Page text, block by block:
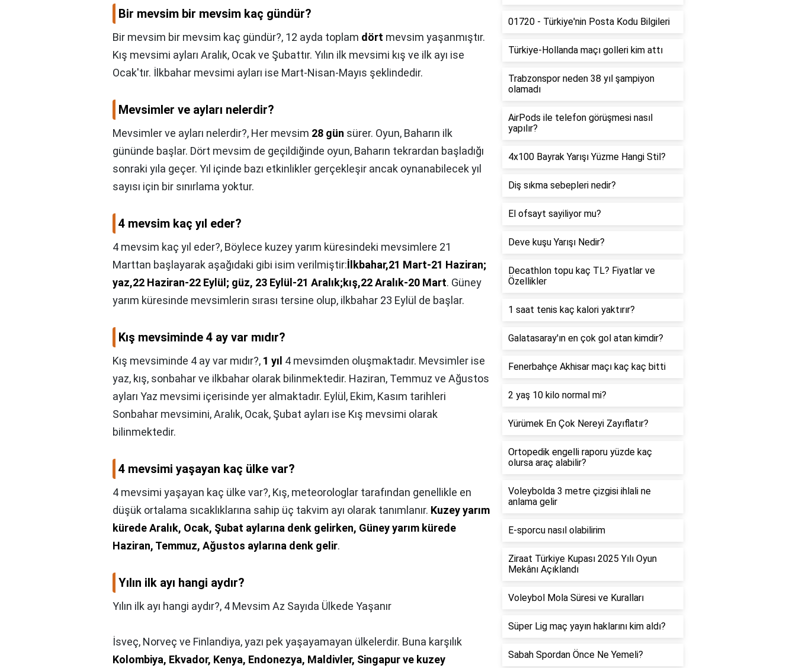
Bir mevsim bir mevsim kaç gündür?
Bir mevsim bir mevsim kaç gündür?, 12 ayda toplam dört mevsim yaşanmıştır.
Kış mevsimi ayları Aralık, Ocak ve Şubattır. Yılın ilk mevsimi kış ve ilk ayı ise
Ocak'tır. İlkbahar mevsimi ayları ise Mart-Nisan-Mayıs şeklindedir.
Mevsimler ve ayları nelerdir?
Mevsimler ve ayları nelerdir?, Her mevsim 28 gün sürer. Oyun, Baharın ilk
gününde başlar. Dört mevsim de geçildiğinde oyun, Baharın tekrardan başladığı
sonraki yıla geçer. Yıl içinde bazı etkinlikler gerçekleşir ancak oynanabilecek yıl
sayısı için bir sınırlama yoktur.
4 mevsim kaç yıl eder?
4 mevsim kaç yıl eder?, Böylece kuzey yarım küresindeki mevsimlere 21
Marttan başlayarak aşağıdaki gibi isim verilmiştir:İlkbahar,21 Mart-21 Haziran;
yaz,22 Haziran-22 Eylül; güz, 23 Eylül-21 Aralık;kış,22 Aralık-20 Mart. Güney
yarım küresinde mevsimlerin sırası tersine olup, ilkbahar 23 Eylül de başlar.
Kış mevsiminde 4 ay var mıdır?
Kış mevsiminde 4 ay var mıdır?, 1 yıl 4 mevsimden oluşmaktadır. Mevsimler ise
yaz, kış, sonbahar ve ilkbahar olarak bilinmektedir. Haziran, Temmuz ve Ağustos
ayları Yaz mevsimi içerisinde yer almaktadır. Eylül, Ekim, Kasım tarihleri
Sonbahar mevsimini, Aralık, Ocak, Şubat ayları ise Kış mevsimi olarak
bilinmektedir.
4 mevsimi yaşayan kaç ülke var?
4 mevsimi yaşayan kaç ülke var?, Kış, meteorologlar tarafından genellikle en
düşük ortalama sıcaklıklarına sahip üç takvim ayı olarak tanımlanır. Kuzey yarım
kürede Aralık, Ocak, Şubat aylarına denk gelirken, Güney yarım kürede
Haziran, Temmuz, Ağustos aylarına denk gelir.
Yılın ilk ayı hangi aydır?
Yılın ilk ayı hangi aydır?, 4 Mevsim Az Sayıda Ülkede Yaşanır
İsveç, Norveç ve Finlandiya, yazı pek yaşayamayan ülkelerdir. Buna karşılık
Kolombiya, Ekvador, Kenya, Endonezya, Maldivler, Singapur ve kuzey
01720 - Türkiye'nin Posta Kodu Bilgileri
Türkiye-Hollanda maçı golleri kim attı
Trabzonspor neden 38 yıl şampiyon
olamadı
AirPods ile telefon görüşmesi nasıl
yapılır?
4x100 Bayrak Yarışı Yüzme Hangi Stil?
Diş sıkma sebepleri nedir?
El ofsayt sayiliyor mu?
Deve kuşu Yarışı Nedir?
Decathlon topu kaç TL? Fiyatlar ve
Özellikler
1 saat tenis kaç kalori yaktırır?
Galatasaray'ın en çok gol atan kimdir?
Fenerbahçe Akhisar maçı kaç kaç bitti
2 yaş 10 kilo normal mi?
Yürümek En Çok Nereyi Zayıflatır?
Ortopedik engelli raporu yüzde kaç
olursa araç alabilir?
Voleybolda 3 metre çizgisi ihlali ne
anlama gelir
E-sporcu nasıl olabilirim
Ziraat Türkiye Kupası 2025 Yılı Oyun
Mekânı Açıklandı
Voleybol Mola Süresi ve Kuralları
Süper Lig maç yayın haklarını kim aldı?
Sabah Spordan Önce Ne Yemeli?